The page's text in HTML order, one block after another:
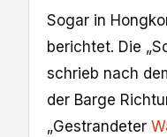
Sogar in
berichtet. Die
schrieb nach
der Barge
„Gestrandeter